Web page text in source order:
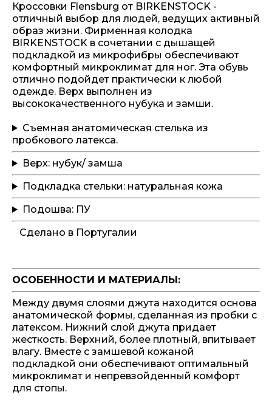
Кроссовки Flensburg от BIRKENSTOCK -
отличный выбор для людей, ведущих активный
образ жизни. Фирменная колодка
BIRKENSTOCK в сочетании с дышащей
подкладкой из микрофибры обеспечивают
комфортный микроклимат для ног. Эта обувь
отлично подойдет практически к любой
одежде. Верх выполнен из
высококачественного нубука и замши.
Съемная анатомическая стелька из
пробкового латекса.
Верх: нубук/ замша
Подкладка стельки: натуральная кожа
Подошва: ПУ
Сделано в Португалии
ОСОБЕННОСТИ И МАТЕРИАЛЫ:
Между двумя слоями джута находится основа
анатомической формы, сделанная из пробки с
латексом. Нижний слой джута придает
жесткость. Верхний, более плотный, впитывает
влагу. Вместе с замшевой кожаной
подкладкой они обеспечивают оптимальный
микроклимат и непревзойденный комфорт
для стопы.